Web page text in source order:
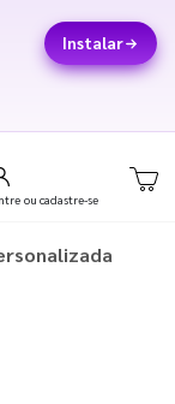
Instalar
ou cadastre-se